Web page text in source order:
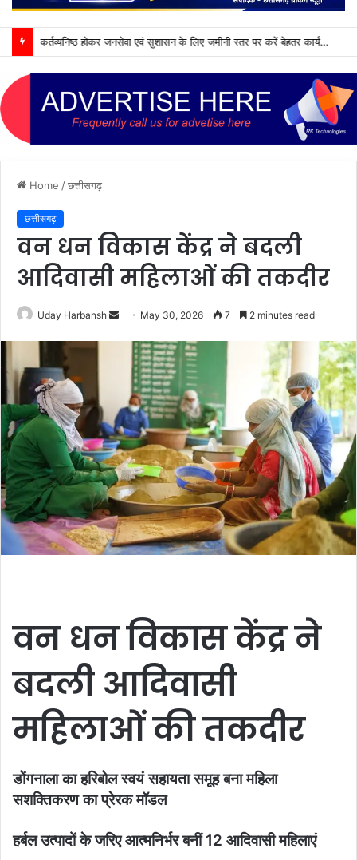
कर्तव्यनिष्ठ होकर जनसेवा एवं सुशासन के लिए जमीनी स्तर पर करें बेहतर कार्य : मुख्यमंत्री विष्णु देव साय
Home /छत्तीसगढ़
छत्तीसगढ़
वन धन विकास केंद्र ने बदली
आदिवासी महिलाओं की तकदीर
Uday Harbansh
Send
email
May 30, 2026 7 2 minutes read
वन धन विकास केंद्र ने
बदली आदिवासी
महिलाओं की तकदीर
डोंगनाला का हरिबोल स्वयं सहायता समूह बना महिला
सशक्तिकरण का प्रेरक मॉडल
हर्बल उत्पादों के जरिए आत्मनिर्भर बनीं 12 आदिवासी महिलाएं